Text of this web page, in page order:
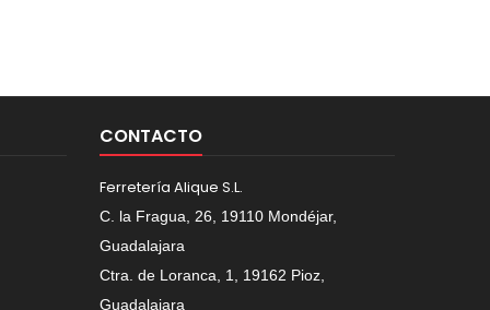
CONTACTO
Ferretería Alique S.L.
C. la Fragua, 26, 19110 Mondéjar,
Guadalajara
Ctra. de Loranca, 1, 19162 Pioz,
Guadalajara